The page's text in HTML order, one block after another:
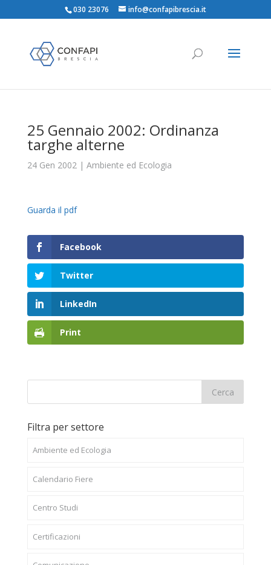
030 23076 info@confapibrescia.it
25 Gennaio 2002: Ordinanza
targhe alterne
24 Gen 2002| Ambiente ed Ecologia
Guarda il pdf
Facebook
Twitter
LinkedIn
Print
Filtra per settore
Ambiente ed Ecologia
Calendario Fiere
Centro Studi
Certificazioni